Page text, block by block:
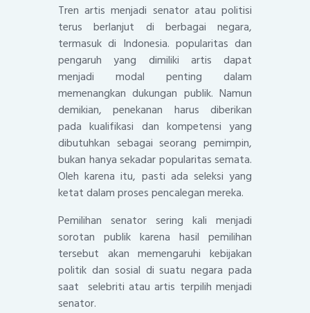
Tren artis menjadi senator atau politisi
terus berlanjut di berbagai negara,
termasuk di Indonesia. popularitas dan
pengaruh yang dimiliki artis dapat
menjadi modal penting dalam
memenangkan dukungan publik. Namun
demikian, penekanan harus diberikan
pada kualifikasi dan kompetensi yang
dibutuhkan sebagai seorang pemimpin,
bukan hanya sekadar popularitas semata.
Oleh karena itu, pasti ada seleksi yang
ketat dalam proses pencalegan mereka.
Pemilihan senator sering kali menjadi
sorotan publik karena hasil pemilihan
tersebut akan memengaruhi kebijakan
politik dan sosial di suatu negara pada
saat selebriti atau artis terpilih menjadi
senator.